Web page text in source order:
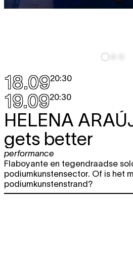
18.0920:30
19.0920:30
HELENA
gets better
performance
Flaboyante en tegendraadse
podiumkunstensector. Of is het
podiumkunstenstrand?